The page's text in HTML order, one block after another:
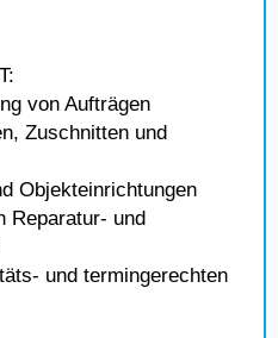
von Aufträgen
Zuschnitten und
Objekteinrichtungen
Reparatur- und
und termingerechten